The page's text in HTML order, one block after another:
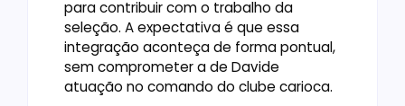
para contribuir com o trabalho da
seleção. A expectativa é que essa
integração aconteça de forma pontual,
sem comprometer a de Davide
atuação no comando do clube carioca.